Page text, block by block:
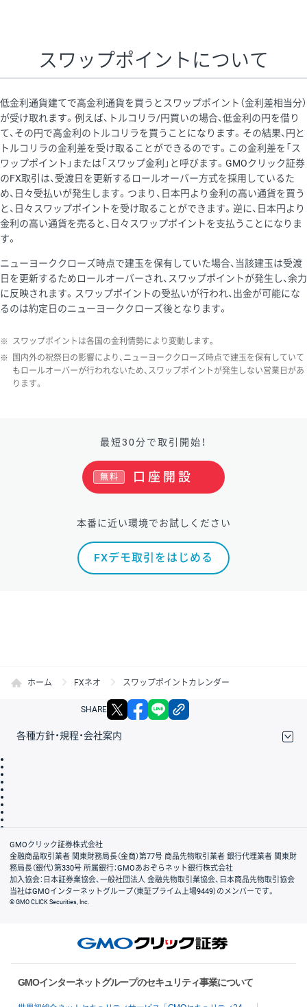
スワップポイントについて
低金利通貨建てで高金利通貨を買うとスワップポイント（金利差相当分）
が受け取れます。例えば、トルコリラ/円買いの場合、低金利の円を借り
て、その円で高金利のトルコリラを買うことになります。その結果、円と
トルコリラの金利差を受け取ることができるのです。この金利差を「ス
ワップポイント」または「スワップ金利」と呼びます。GMOクリック証券
のFX取引は、受渡日を更新するロールオーバー方式を採用しているた
め、日々受払いが発生します。つまり、日本円より金利の高い通貨を買う
と、日々スワップポイントを受け取ることができます。逆に、日本円より
金利の高い通貨を売ると、日々スワップポイントを支払うことになりま
す。
ニューヨーククローズ時点で建玉を保有していた場合、当該建玉は受渡
日を更新するためロールオーバーされ、スワップポイントが発生し、余力
に反映されます。スワップポイントの受払いが行われ、出金が可能にな
るのは約定日のニューヨーククローズ後となります。
※ スワップポイントは各国の金利情勢により変動します。
※
国内外の祝祭日の影響により、ニューヨーククローズ時点で建玉を保有していて
もロールオーバーが行われないため、スワップポイントが発生しない営業日があ
ります。
最短30分で取引開始！
口座開設
無料
本番に近い環境でお試しください
FXデモ取引をはじめる
ホーム FXネオ スワップポイントカレンダー
SHARE X facebook
各種方針・規程・会社案内
会社案内
GMOクリック証券株式会社
金融商品取引業者 関東財務局長（金商）第77号 商品先物取引業者 銀行代理業者 関東財
務局長（銀代）第330号 所属銀行：GMOあおぞらネット銀行株式会社
加入協会：日本証券業協会、一般社団法人 金融先物取引業協会、日本商品先物取引協会
当社はGMOインターネットグループ（東証プライム上場9449）のメンバーです。
© GMO CLICK Securities, Inc.
GMOインターネットグループのセキュリティ事業について